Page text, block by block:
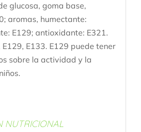
glucosa, goma base,
aromas, humectante:
E129; antioxidante: E321.
E129, E133. E129 puede tener
sobre la actividad y la
NUTRICIONAL